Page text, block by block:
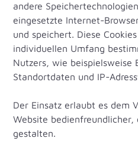
andere
eingesetzte Internet-
und speichert. Diese
individuellen Umfang
Nutzers, wie beispielsweise
Standortdaten und IP-
Der Einsatz erlaubt es dem
Website
gestalten.